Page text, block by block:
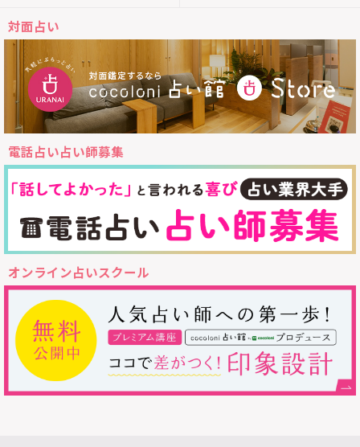
対面占い
電話占い占い師募集
オンライン占いスクール